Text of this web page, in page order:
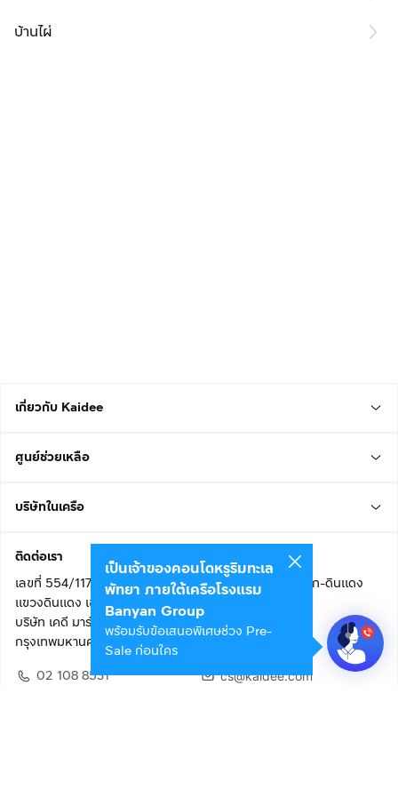
บ้านไผ่
เกี่ยวกับ Kaidee
ศูนย์ช่วยเหลือ
บริษัทในเครือ
ติดต่อเรา
เลขที่ 554/117 อาคารสกายไนน์ เซ็นเตอร์ ชั้น 22 ถนนอโศก-ดินแดง
แขวงดินแดง เขตดินแดง
บริษัท เคดี มาร์เก็ตเพลส จำกัด (สำนักงานใหญ่)
กรุงเทพมหานคร 10400
02 108 8531
cs@kaidee.com
เป็นเจ้าของคอนโดหรูริมทะเล
พัทยา ภายใต้เครือโรงแรม
Banyan Group
พร้อมรับข้อเสนอพิเศษช่วง Pre-
Sale ก่อนใคร